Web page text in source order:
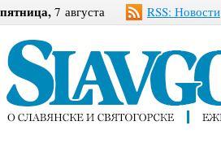
пятница, 7 августа RSS: Новости